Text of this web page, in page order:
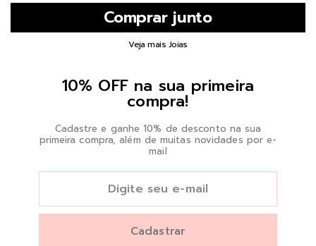
Veja mais Joias
10% OFF na sua primeira
compra!
Cadastre e ganhe 10% de desconto na sua
primeira compra, além de muitas novidades por e-
mail